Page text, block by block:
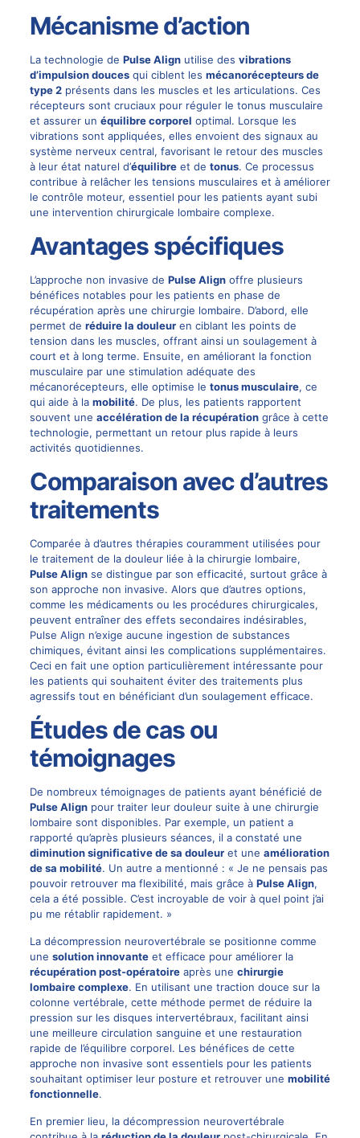
Mécanisme d’action
La technologie de Pulse Alignutilise des vibrations
d’impulsion doucesqui ciblent les mécanorécepteurs de
type 2présents dans les muscles et les articulations. Ces
récepteurs sont cruciaux pour réguler le tonus musculaire
et assurer un équilibre corporel optimal. Lorsque les
vibrations sont appliquées, elles envoient des signaux au
système nerveux central, favorisant le retour des muscles
à leur état naturel d’équilibreet de tonus. Ce processus
contribue à relâcher les tensions musculaires et à améliorer
le contrôle moteur, essentiel pour les patients ayant subi
une intervention chirurgicale lombaire complexe.
Avantages spécifiques
L’approche non invasive de Pulse Alignoffre plusieurs
bénéfices notables pour les patients en phase de
récupération après une chirurgie lombaire. D’abord, elle
permet de réduire la douleuren ciblant les points de
tension dans les muscles, offrant ainsi un soulagement à
court et à long terme. Ensuite, en améliorant la fonction
musculaire par une stimulation adéquate des
mécanorécepteurs, elle optimise le tonus musculaire, ce
qui aide à la mobilité. De plus, les patients rapportent
souvent une accélération de la récupérationgrâce à cette
technologie, permettant un retour plus rapide à leurs
activités quotidiennes.
Comparaison avec d’autres
traitements
Comparée à d’autres thérapies couramment utilisées pour
le traitement de la douleur liée à la chirurgie lombaire,
Pulse Alignse distingue par son efficacité, surtout grâce à
son approche non invasive. Alors que d’autres options,
comme les médicaments ou les procédures chirurgicales,
peuvent entraîner des effets secondaires indésirables,
Pulse Align n’exige aucune ingestion de substances
chimiques, évitant ainsi les complications supplémentaires.
Ceci en fait une option particulièrement intéressante pour
les patients qui souhaitent éviter des traitements plus
agressifs tout en bénéficiant d’un soulagement efficace.
Études de cas ou
témoignages
De nombreux témoignages de patients ayant bénéficié de
Pulse Alignpour traiter leur douleur suite à une chirurgie
lombaire sont disponibles. Par exemple, un patient a
rapporté qu’après plusieurs séances, il a constaté une
diminution significative de sa douleuret une amélioration
de sa mobilité. Un autre a mentionné : « Je ne pensais pas
pouvoir retrouver ma flexibilité, mais grâce à Pulse Align,
cela a été possible. C’est incroyable de voir à quel point j’ai
pu me rétablir rapidement. »
La décompression neurovertébrale se positionne comme
une solution innovanteet efficace pour améliorer la
récupération post-opératoireaprès une chirurgie
lombaire complexe. En utilisant une traction douce sur la
colonne vertébrale, cette méthode permet de réduire la
pression sur les disques intervertébraux, facilitant ainsi
une meilleure circulation sanguine et une restauration
rapide de l’équilibre corporel. Les bénéfices de cette
approche non invasive sont essentiels pour les patients
souhaitant optimiser leur posture et retrouver une mobilité
fonctionnelle.
En premier lieu, la décompression neurovertébrale